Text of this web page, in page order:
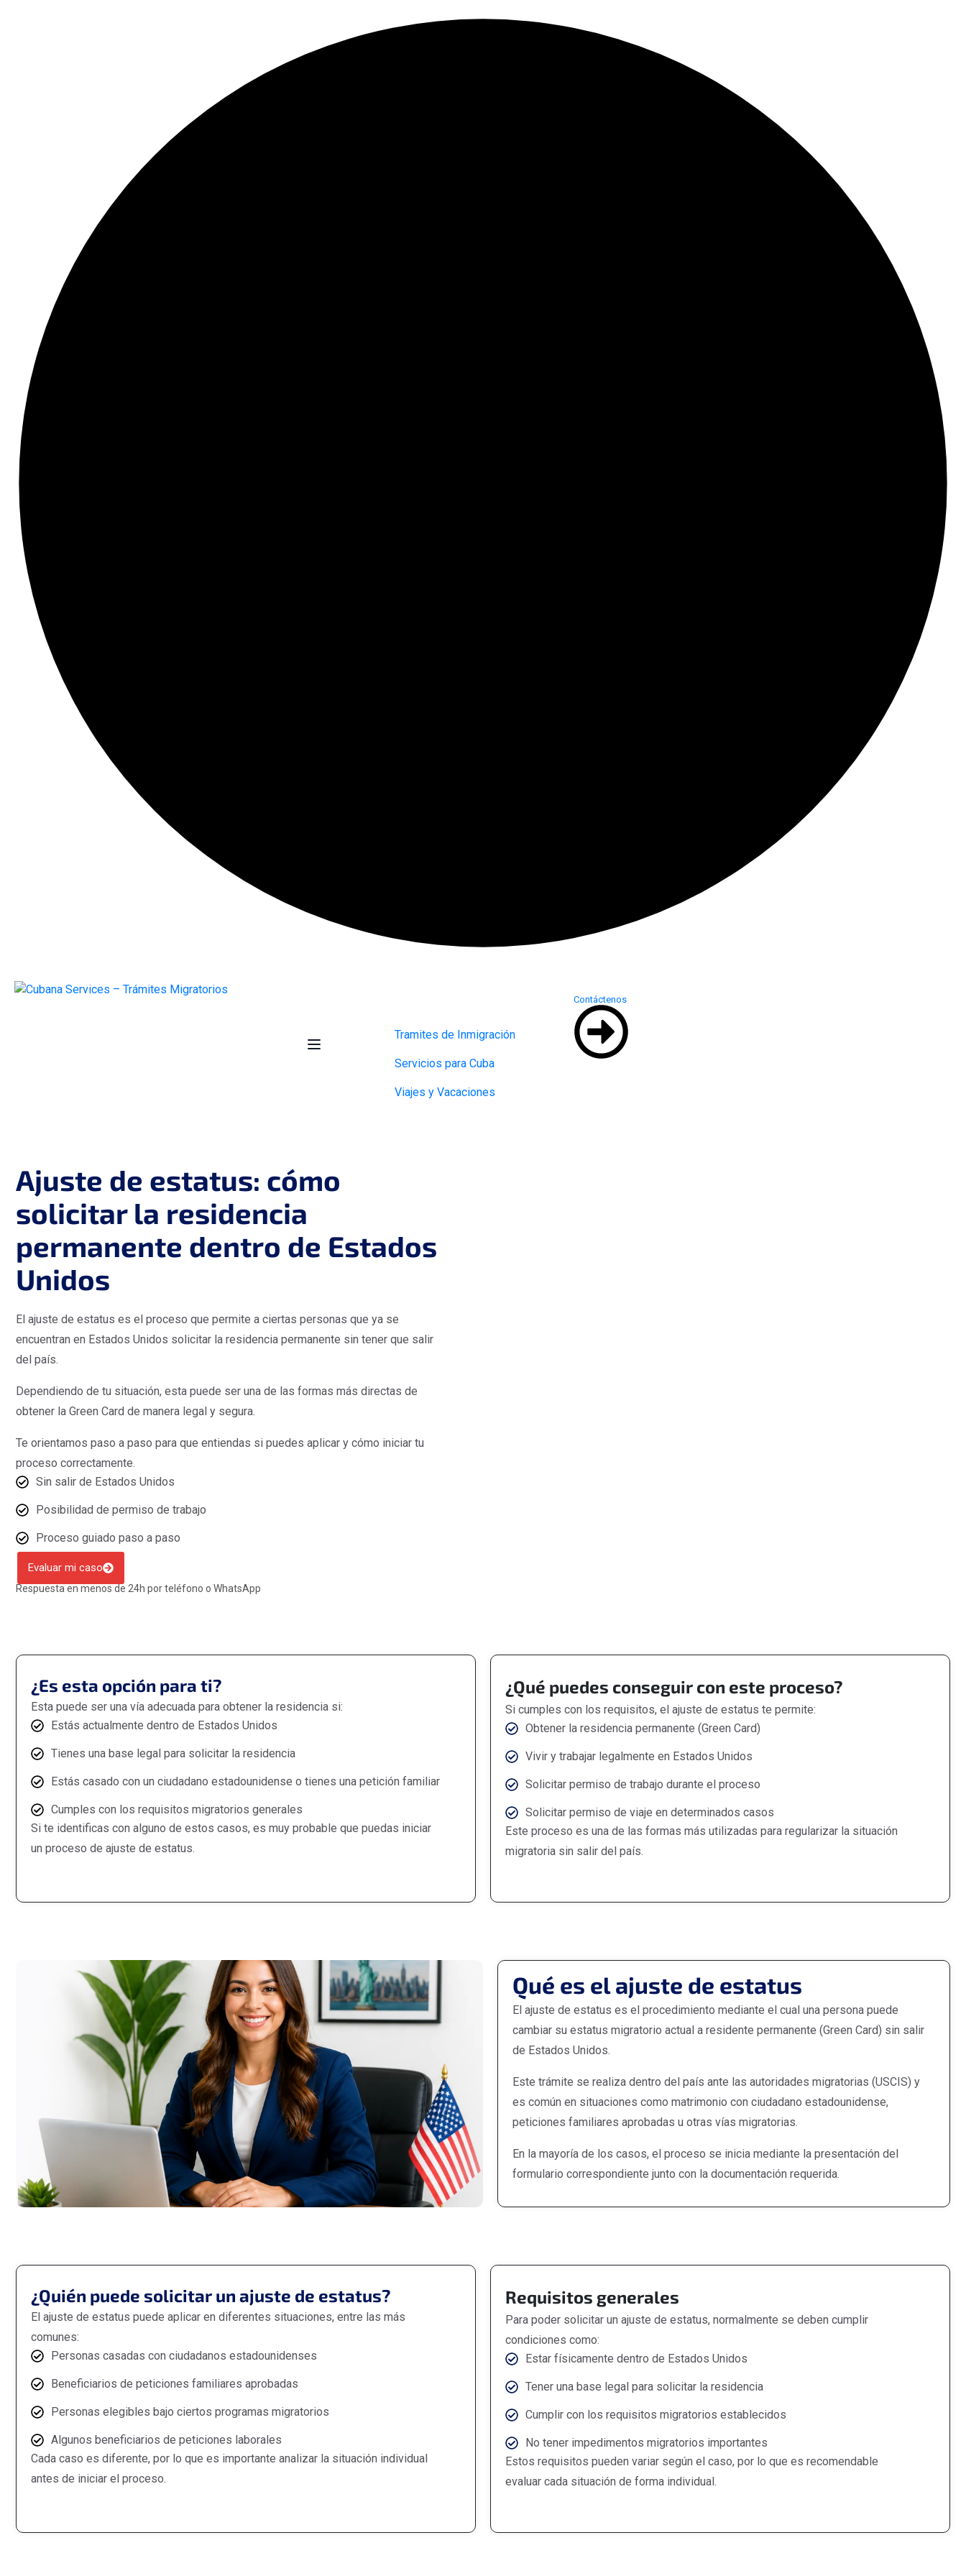
Tramites de Inmigración
Servicios para Cuba
Viajes y Vacaciones
Contáctenos
Ajuste de estatus: cómo
solicitar la residencia
permanente dentro de Estados
Unidos
El ajuste de estatus es el proceso que permite a ciertas personas que ya se
encuentran en Estados Unidos solicitar la residencia permanente sin tener que salir
del país.
Dependiendo de tu situación, esta puede ser una de las formas más directas de
obtener la Green Card de manera legal y segura.
Te orientamos paso a paso para que entiendas si puedes aplicar y cómo iniciar tu
proceso correctamente.
Sin salir de Estados Unidos
Posibilidad de permiso de trabajo
Proceso guiado paso a paso
Evaluar mi caso
Respuesta en menos de 24h por teléfono o WhatsApp
¿Es esta opción para ti?
Esta puede ser una vía adecuada para obtener la residencia si:
Estás actualmente dentro de Estados Unidos
Tienes una base legal para solicitar la residencia
Estás casado con un ciudadano estadounidense o tienes una petición familiar
Cumples con los requisitos migratorios generales
Si te identificas con alguno de estos casos, es muy probable que puedas iniciar
un proceso de ajuste de estatus.
¿Qué puedes conseguir con este proceso?
Si cumples con los requisitos, el ajuste de estatus te permite:
Obtener la residencia permanente (Green Card)
Vivir y trabajar legalmente en Estados Unidos
Solicitar permiso de trabajo durante el proceso
Solicitar permiso de viaje en determinados casos
Este proceso es una de las formas más utilizadas para regularizar la situación
migratoria sin salir del país.
Qué es el ajuste de estatus
El ajuste de estatus es el procedimiento mediante el cual una persona puede
cambiar su estatus migratorio actual a residente permanente (Green Card) sin salir
de Estados Unidos.
Este trámite se realiza dentro del país ante las autoridades migratorias (USCIS) y
es común en situaciones como matrimonio con ciudadano estadounidense,
peticiones familiares aprobadas u otras vías migratorias.
En la mayoría de los casos, el proceso se inicia mediante la presentación del
formulario correspondiente junto con la documentación requerida.
¿Quién puede solicitar un ajuste de estatus?
El ajuste de estatus puede aplicar en diferentes situaciones, entre las más
comunes:
Personas casadas con ciudadanos estadounidenses
Beneficiarios de peticiones familiares aprobadas
Personas elegibles bajo ciertos programas migratorios
Algunos beneficiarios de peticiones laborales
Cada caso es diferente, por lo que es importante analizar la situación individual
antes de iniciar el proceso.
Requisitos generales
Para poder solicitar un ajuste de estatus, normalmente se deben cumplir
condiciones como:
Estar físicamente dentro de Estados Unidos
Tener una base legal para solicitar la residencia
Cumplir con los requisitos migratorios establecidos
No tener impedimentos migratorios importantes
Estos requisitos pueden variar según el caso, por lo que es recomendable
evaluar cada situación de forma individual.